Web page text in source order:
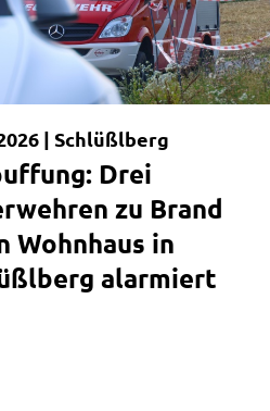
| Schlüßlberg
Drei
zu Brand
Wohnhaus in
alarmiert